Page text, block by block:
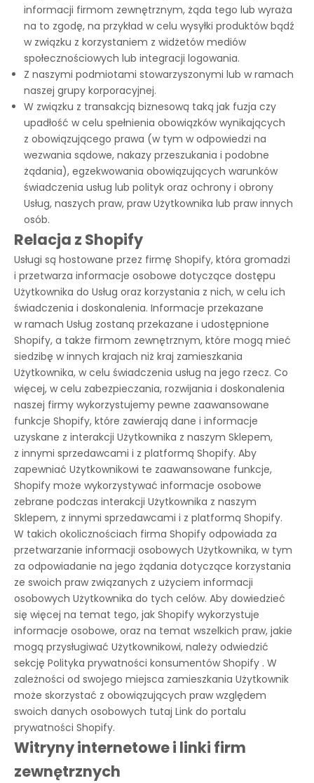
informacji firmom zewnętrznym, żąda tego lub wyraża
na to zgodę, na przykład w celu wysyłki produktów bądź
w związku z korzystaniem z widżetów mediów
społecznościowych lub integracji logowania.
Z naszymi podmiotami stowarzyszonymi lub w ramach
naszej grupy korporacyjnej.
W związku z transakcją biznesową taką jak fuzja czy
upadłość w celu spełnienia obowiązków wynikających
z obowiązującego prawa (w tym w odpowiedzi na
wezwania sądowe, nakazy przeszukania i podobne
żądania), egzekwowania obowiązujących warunków
świadczenia usług lub polityk oraz ochrony i obrony
Usług, naszych praw, praw Użytkownika lub praw innych
osób.
Relacja z Shopify
Usługi są hostowane przez firmę Shopify, która gromadzi
i przetwarza informacje osobowe dotyczące dostępu
Użytkownika do Usług oraz korzystania z nich, w celu ich
świadczenia i doskonalenia. Informacje przekazane
w ramach Usług zostaną przekazane i udostępnione
Shopify, a także firmom zewnętrznym, które mogą mieć
siedzibę w innych krajach niż kraj zamieszkania
Użytkownika, w celu świadczenia usług na jego rzecz. Co
więcej, w celu zabezpieczania, rozwijania i doskonalenia
naszej firmy wykorzystujemy pewne zaawansowane
funkcje Shopify, które zawierają dane i informacje
uzyskane z interakcji Użytkownika z naszym Sklepem,
z innymi sprzedawcami i z platformą Shopify. Aby
zapewniać Użytkownikowi te zaawansowane funkcje,
Shopify może wykorzystywać informacje osobowe
zebrane podczas interakcji Użytkownika z naszym
Sklepem, z innymi sprzedawcami i z platformą Shopify.
W takich okolicznościach firma Shopify odpowiada za
przetwarzanie informacji osobowych Użytkownika, w tym
za odpowiadanie na jego żądania dotyczące korzystania
ze swoich praw związanych z użyciem informacji
osobowych Użytkownika do tych celów. Aby dowiedzieć
się więcej na temat tego, jak Shopify wykorzystuje
informacje osobowe, oraz na temat wszelkich praw, jakie
mogą przysługiwać Użytkownikowi, należy odwiedzić
sekcję Polityka prywatności konsumentów Shopify . W
zależności od swojego miejsca zamieszkania Użytkownik
może skorzystać z obowiązujących praw względem
swoich danych osobowych tutaj Link do portalu
prywatności Shopify.
Witryny internetowe i linki firm
zewnętrznych